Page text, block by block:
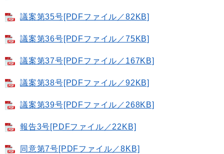
議案第35号[PDFファイル／82KB]
議案第36号[PDFファイル／75KB]
議案第37号[PDFファイル／167KB]
議案第38号[PDFファイル／92KB]
議案第39号[PDFファイル／268KB]
報告3号[PDFファイル／22KB]
同意第7号[PDFファイル／8KB]